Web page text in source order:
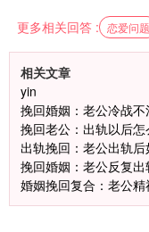
更多相关回答 : 恋爱问题
相关文章
yin
挽回婚姻：老公冷战
挽回老公：出轨以后怎
出轨挽回：老公出轨后
挽回婚姻：老公反复
婚姻挽回复合：老公